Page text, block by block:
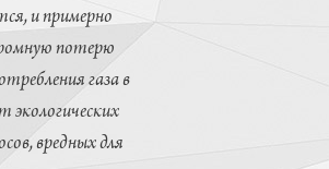
и примерно
потерю
газа в
вредных для